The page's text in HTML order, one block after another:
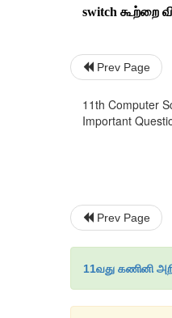
switch கூற்றை
Prev Page
11th Computer
Important
Prev Page
11வது கணினி